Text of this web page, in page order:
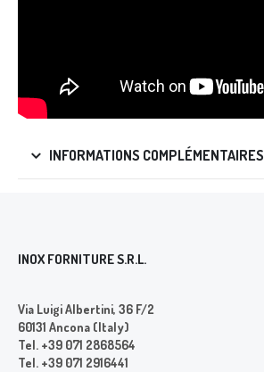
INFORMATIONS COMPLÉMENTAIRES
INOX FORNITURE S.R.L.
Via Luigi Albertini, 36 F/2
60131 Ancona (Italy)
Tel. +39 071 2868564
Tel. +39 071 2916441